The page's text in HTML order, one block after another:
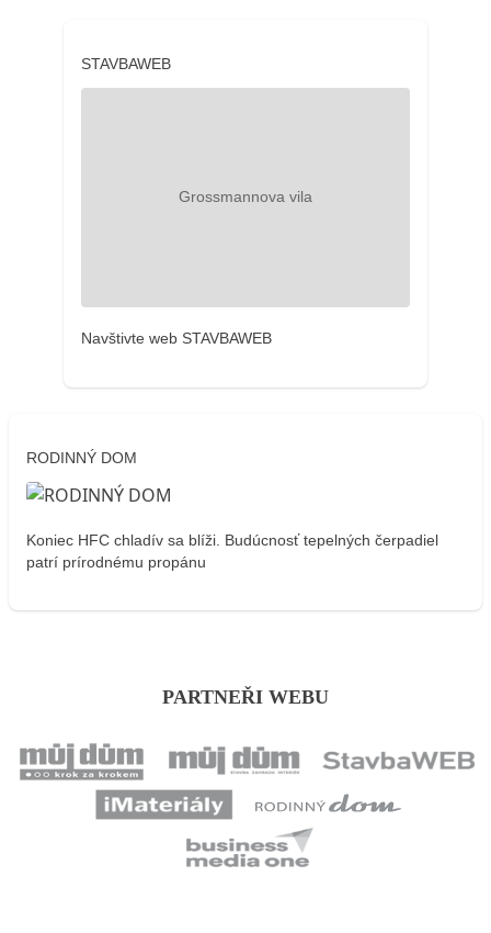
STAVBAWEB
Navštivte web STAVBAWEB
RODINNÝ DOM
Koniec HFC chladív sa blíži. Budúcnosť tepelných čerpadiel
patrí prírodnému propánu
PARTNEŘI WEBU